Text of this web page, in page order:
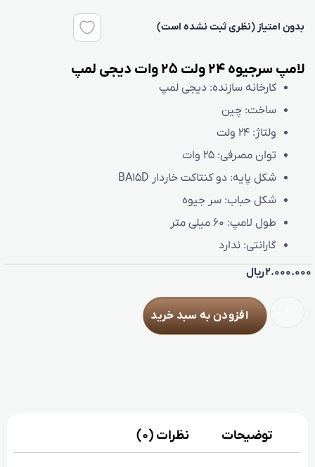
بدون امتیاز (نظری ثبت نشده است)
لامپ سرجیوه 24 ولت 25 وات دیجی لمپ
کارخانه سازنده: دیجی لمپ
ساخت: چین
ولتاژ: 24 ولت
توان مصرفی: 25 وات
شکل پایه: دو کنتاکت خاردار BA15D
شکل حباب: سر جیوه
طول لامپ: 60 میلی متر
گارانتی: ندارد
2.000.000ریال
افزودن به سبد خرید
توضیحات نظرات (0)